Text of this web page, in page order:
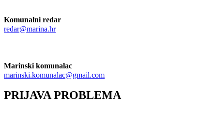
Komunalni redar
redar@marina.hr
Marinski komunalac
marinski.komunalac@gmail.com
PRIJAVA PROBLEMA